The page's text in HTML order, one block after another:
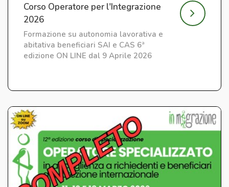
Corso Operatore per l'Integrazione
2026
Formazione su autonomia lavorativa e
abitativa beneficiari SAI e CAS 6ª
edizione ON LINE dal 9 Aprile 2026